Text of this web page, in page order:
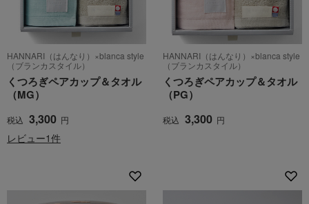
HANNARI（はんなり）×blanca style
（ブランカスタイル）
くつろぎペアカップ＆タオル
（MG）
税込 3,300 円
レビュー1件
HANNARI（はんなり）×blanca style
（ブランカスタイル）
くつろぎペアカップ＆タオル
（PG）
税込 3,300 円